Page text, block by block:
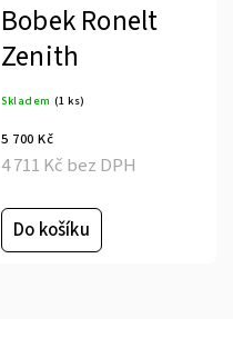
Bobek Ronelt
Zenith
Skladem (1 ks)
4 711 Kč bez DPH
5 700 Kč
Do košíku